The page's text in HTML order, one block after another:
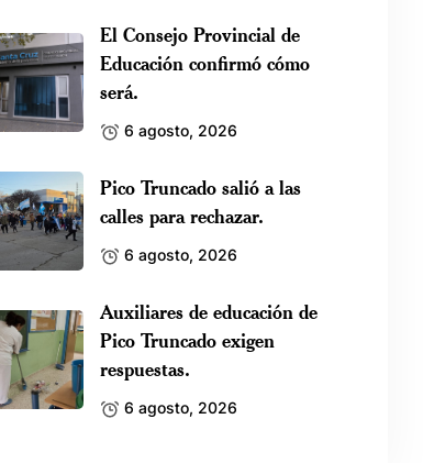
El Consejo Provincial de
Educación confirmó cómo
será.
6 agosto, 2026
Pico Truncado salió a las
calles para rechazar.
6 agosto, 2026
Auxiliares de educación de
Pico Truncado exigen
respuestas.
6 agosto, 2026